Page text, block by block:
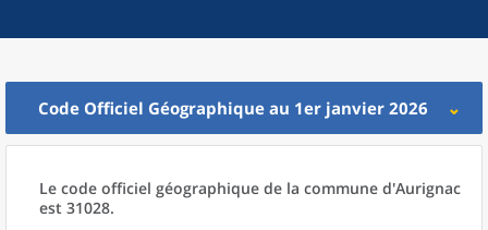
Code Officiel Géographique au 1er janvier 2026
Le code officiel géographique de la commune d'Aurignac
est 31028.